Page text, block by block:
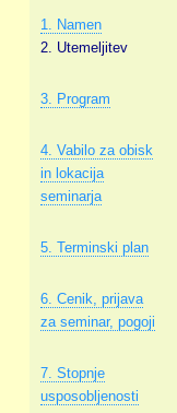
1. Namen
2. Utemeljitev
3. Program
4. Vabilo za obisk
in lokacija
seminarja
5. Terminski plan
6. Cenik, prijava
za seminar, pogoji
7. Stopnje
usposobljenosti